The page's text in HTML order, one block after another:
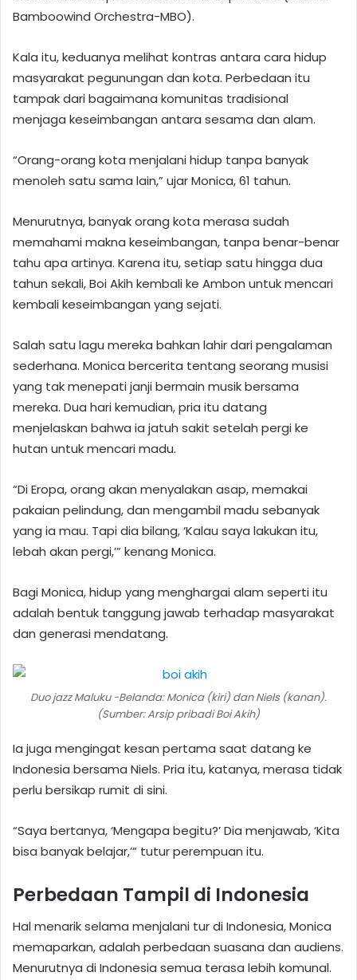
Bamboowind Orchestra-MBO).
Kala itu, keduanya melihat kontras antara cara hidup
masyarakat pegunungan dan kota. Perbedaan itu
tampak dari bagaimana komunitas tradisional
menjaga keseimbangan antara sesama dan alam.
“Orang-orang kota menjalani hidup tanpa banyak
menoleh satu sama lain,” ujar Monica, 61 tahun.
Menurutnya, banyak orang kota merasa sudah
memahami makna keseimbangan, tanpa benar-benar
tahu apa artinya. Karena itu, setiap satu hingga dua
tahun sekali, Boi Akih kembali ke Ambon untuk mencari
kembali keseimbangan yang sejati.
Salah satu lagu mereka bahkan lahir dari pengalaman
sederhana. Monica bercerita tentang seorang musisi
yang tak menepati janji bermain musik bersama
mereka. Dua hari kemudian, pria itu datang
menjelaskan bahwa ia jatuh sakit setelah pergi ke
hutan untuk mencari madu.
“Di Eropa, orang akan menyalakan asap, memakai
pakaian pelindung, dan mengambil madu sebanyak
yang ia mau. Tapi dia bilang, ‘Kalau saya lakukan itu,
lebah akan pergi,’” kenang Monica.
Bagi Monica, hidup yang menghargai alam seperti itu
adalah bentuk tanggung jawab terhadap masyarakat
dan generasi mendatang.
Duo jazz Maluku -Belanda: Monica (kiri) dan Niels (kanan).
(Sumber: Arsip pribadi Boi Akih)
Ia juga mengingat kesan pertama saat datang ke
Indonesia bersama Niels. Pria itu, katanya, merasa tidak
perlu bersikap rumit di sini.
“Saya bertanya, ‘Mengapa begitu?’ Dia menjawab, ‘Kita
bisa banyak belajar,’” tutur perempuan itu.
Perbedaan Tampil di Indonesia
Hal menarik selama menjalani tur di Indonesia, Monica
memaparkan, adalah perbedaan suasana dan audiens.
Menurutnya di Indonesia semua terasa lebih komunal.